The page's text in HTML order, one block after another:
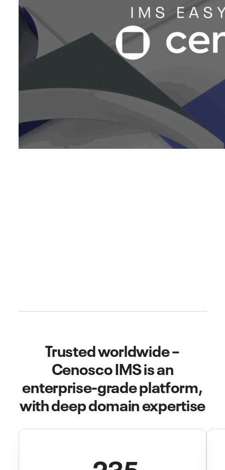
Trusted worldwide –
Cenosco IMS is an
enterprise-grade platform,
with deep domain expertise